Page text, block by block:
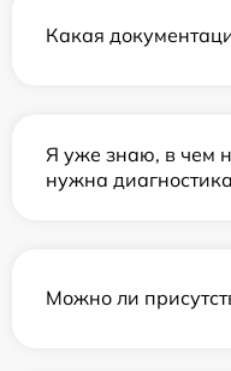
Какая
Я уже знаю, в чем
нужна
Можно ли